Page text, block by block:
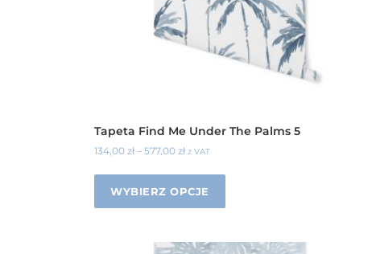
Tapeta Find Me Under The Palms 5
134,00 zł – 577,00 zł z VAT
WYBIERZ OPCJE